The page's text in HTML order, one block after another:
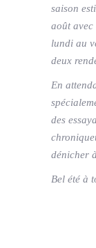
saison
août avec
lundi au
deux
En
des
dénicher
Bel été à